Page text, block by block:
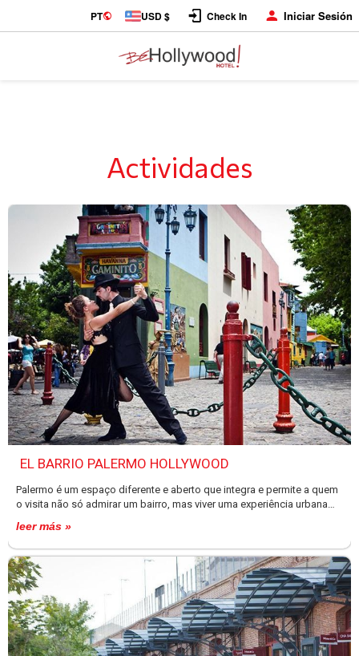
PT USD $ Check In Iniciar Sesión
Actividades
EL BARRIO PALERMO HOLLYWOOD
Palermo é um espaço diferente e aberto que integra e permite a quem
o visita não só admirar um bairro, mas viver uma experiência urbana
uma vida noturna marcante, também exibe durante o dia, uma centena
de passeios de compras e decoração.Desfrute de Buenos Aires e se
apaixone por esta cidade, você só precisa desfrutar do Tango
Argentino acompanhado de uma variedade de vinhos premiados;
caminhe pelas ruas de Palermo, pare nas feiras de design, pare para
um café e meia-lua, explore as livrarias e museus, ou curta as noites de
Buenos Aires com restaurantes e bares.Aqui você poderá descobrir
uma Buenos Aires diferente a poucos minutos do centro da cidade,
um refúgio incomparável para viver de corpo e alma. Possui um
leer más »